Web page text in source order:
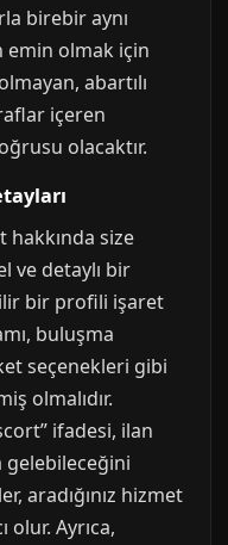
birebir aynı
emin olmak için
abartılı
içeren
olacaktır.
size
ve detaylı bir
bir profili işaret
buluşma
seçenekleri gibi
olmalıdır.
ifadesi, ilan
aradığınız hizmet
olur. Ayrıca,